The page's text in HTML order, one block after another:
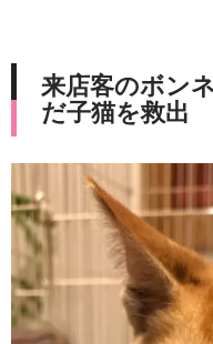
来店客のボン
だ子猫を救出